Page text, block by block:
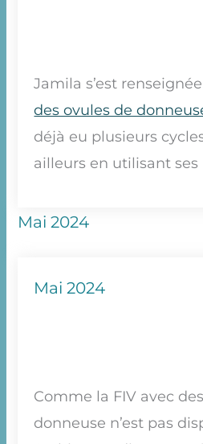
Jamila s’est
des ovules de
déjà eu plusieurs
ailleurs en utilisant ses
Mai 2024
Mai 2024
Comme la FIV avec
donneuse n’est pas